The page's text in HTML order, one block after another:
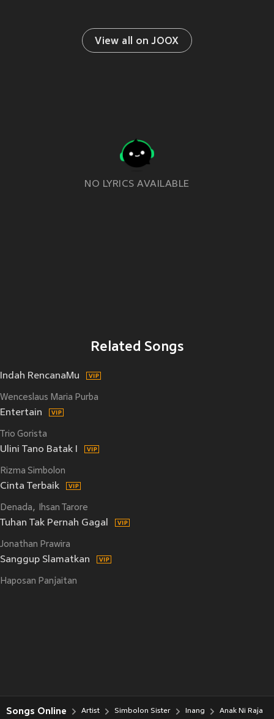
View all on JOOX
NO LYRICS AVAILABLE
Related Songs
Indah RencanaMu
Wenceslaus Maria Purba
Entertain
Trio Gorista
Ulini Tano Batak I
Rizma Simbolon
Cinta Terbaik
Denada Ihsan Tarore
Tuhan Tak Pernah Gagal
Jonathan Prawira
Sanggup Slamatkan
Haposan Panjaitan
Songs Online Artist Simbolon Sister Inang Anak Ni Raja